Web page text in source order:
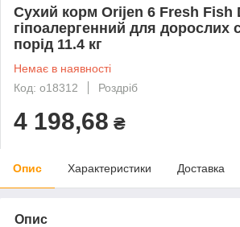
Сухий корм Orijen 6 Fresh Fish
гіпоалергенний для дорослих
порід 11.4 кг
Немає в наявності
Код: o18312
Роздріб
4 198,68 ₴
Опис Характеристики Доставка
Опис